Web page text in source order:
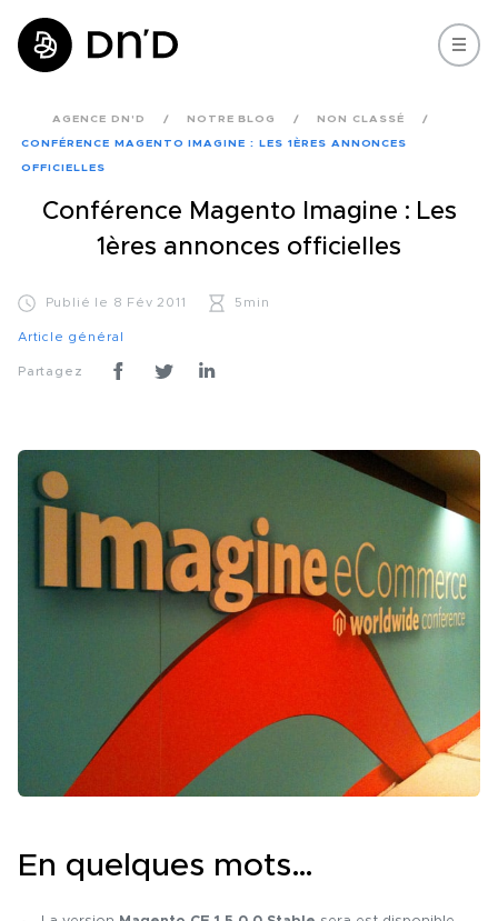
AGENCE DN'D NOTRE BLOG NON CLASSÉ
CONFÉRENCE MAGENTO IMAGINE : LES 1ÈRES ANNONCES
OFFICIELLES
Conférence Magento Imagine : Les
1ères annonces officielles
Publié le 8 Fév 2011 5min
Article général
Partagez
En quelques mots…